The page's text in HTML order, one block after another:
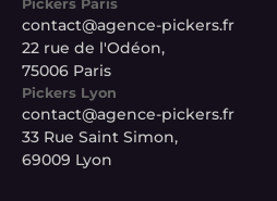
Pickers Paris
contact@agence-pickers.fr
22 rue de l'Odéon,
75006 Paris
Pickers Lyon
contact@agence-pickers.fr
33 Rue Saint Simon,
69009 Lyon